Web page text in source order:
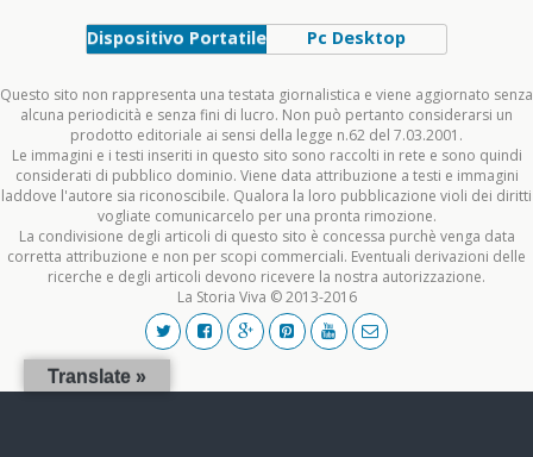
Dispositivo Portatile Pc Desktop
Questo sito non rappresenta una testata giornalistica e viene aggiornato senza
alcuna periodicità e senza fini di lucro. Non può pertanto considerarsi un
prodotto editoriale ai sensi della legge n.62 del 7.03.2001.
Le immagini e i testi inseriti in questo sito sono raccolti in rete e sono quindi
considerati di pubblico dominio. Viene data attribuzione a testi e immagini
laddove l'autore sia riconoscibile. Qualora la loro pubblicazione violi dei diritti
vogliate comunicarcelo per una pronta rimozione.
La condivisione degli articoli di questo sito è concessa purchè venga data
corretta attribuzione e non per scopi commerciali. Eventuali derivazioni delle
ricerche e degli articoli devono ricevere la nostra autorizzazione.
La Storia Viva © 2013-2016
Translate »